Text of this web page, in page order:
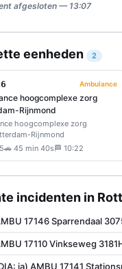
afgesloten — 13:07
eenheden 2
Ambulance
hoogcomplexe zorg
Rijnmond
hoogcomplexe zorg
Rijnmond
🚗 45 min 40s 🏁 10:22
incidenten in
17146 Sparrendaal
17110 Vinkseweg
ja) AMBU 17141